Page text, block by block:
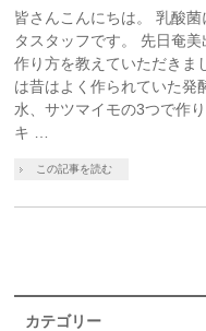
皆さんこんにちは。 乳酸
タスタッフです。 先日奄
作り方を教えていただきま
は昔はよく作られていた発
水、サツマイモの3つで作
キ …
この記事を読む
カテゴリー